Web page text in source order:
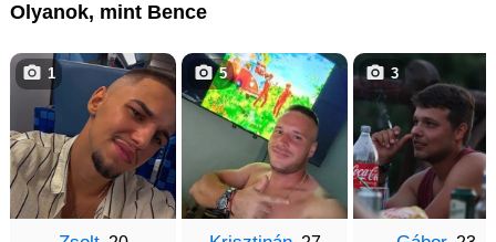
Olyanok, mint Bence
1 5 3